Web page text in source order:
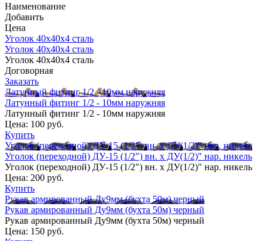
Наименование
Добавить
Цена
Уголок 40х40х4 сталь
Уголок 40х40х4 сталь
Уголок 40х40х4 сталь
Договорная
Заказать
Латунный фитинг 1/2 - 10мм наружняя
Латунный фитинг 1/2 - 10мм наружняя
Латунный фитинг 1/2 - 10мм наружняя
Цена: 100 руб.
Купить
Уголок (переходной) ДУ-15 (1/2") вн. х ДУ(1/2)" нар. никель
Уголок (переходной) ДУ-15 (1/2") вн. х ДУ(1/2)" нар. никель
Уголок (переходной) ДУ-15 (1/2") вн. х ДУ(1/2)" нар. никель
Цена: 200 руб.
Купить
Рукав армированный Ду9мм (бухта 50м) черный
Рукав армированный Ду9мм (бухта 50м) черный
Рукав армированный Ду9мм (бухта 50м) черный
Цена: 150 руб.